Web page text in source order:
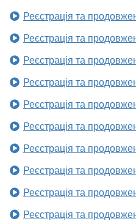
Реєстрація та
Реєстрація та
Реєстрація та
Реєстрація та
Реєстрація та
Реєстрація та
Реєстрація та
Реєстрація та
Реєстрація та
Реєстрація та